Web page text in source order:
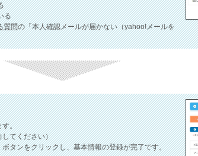
る
質問の「本人確認メールが届かない（yahoo!メールを
す。
してください）
タンをクリックし、基本情報の登録が完了です。